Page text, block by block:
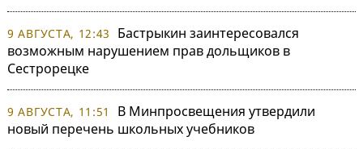
9 АВГУСТА, 12:43
Бастрыкин заинтересовался
возможным нарушением прав дольщиков в
Сестрорецке
9 АВГУСТА, 11:51
В Минпросвещения утвердили
новый перечень школьных учебников